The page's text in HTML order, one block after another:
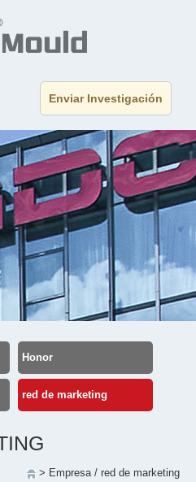
Enviar Investigación
Honor
red de marketing
> Empresa/ red de marketing